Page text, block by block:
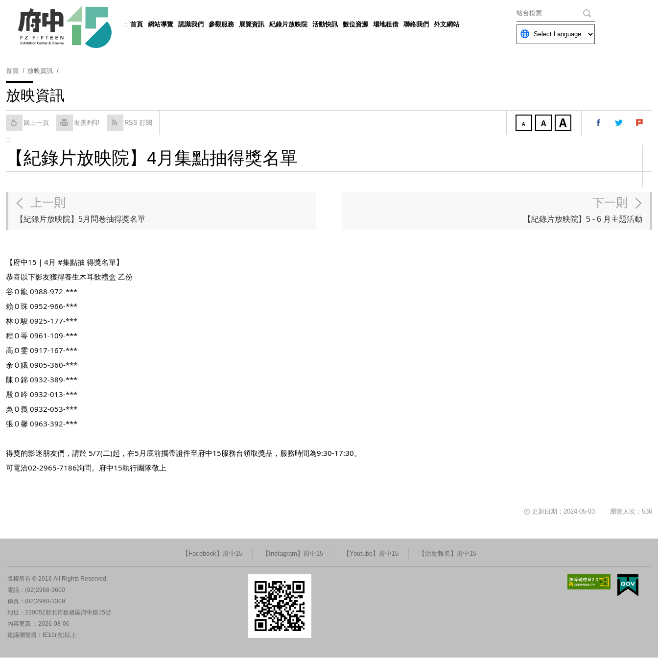
::: 首頁 網站導覽 認識我們 參觀服務 展覽資訊 紀錄片放映院 活動快訊 數位資源 場地租借 聯絡我們 外文網站
關鍵字
Powered by Translate
首頁 放映資訊
放映資訊
回上一頁 友善列印 RSS 訂閱
:::
【紀錄片放映院】4月集點抽得獎名單
上一則
【紀錄片放映院】5月問卷抽得獎名單
下一則
【紀錄片放映院】5 - 6 月主題活動
【府中15｜4月 #集點抽 得獎名單】
恭喜以下影友獲得養生木耳飲禮盒 乙份
谷Ｏ龍 0988-972-***
賴Ｏ珠 0952-966-***
林Ｏ駿 0925-177-***
程Ｏ萼 0961-109-***
高Ｏ雯 0917-167-***
余Ｏ娥 0905-360-***
陳Ｏ錦 0932-389-***
殷Ｏ吟 0932-013-***
吳Ｏ義 0932-053-***
張Ｏ馨 0963-392-***
得獎的影迷朋友們，請於 5/7(二)起，在5月底前攜帶證件至府中15服務台領取獎品，服務時間為9:30-17:30。
可電洽02-2965-7186詢問。府中15執行團隊敬上
更新日期：2024-05-03 瀏覽人次：536
【Facebook】府中15 【Instagram】府中15 【Youtube】府中15 【活動報名】府中15
版權所有 © 2016 All Rights Reserved.
電話：(02)2968-3600
傳真：(02)2968-3309
地址：220052新北市板橋區府中路15號
內容更新 ：2026-08-06
建議瀏覽器：IE10(含)以上